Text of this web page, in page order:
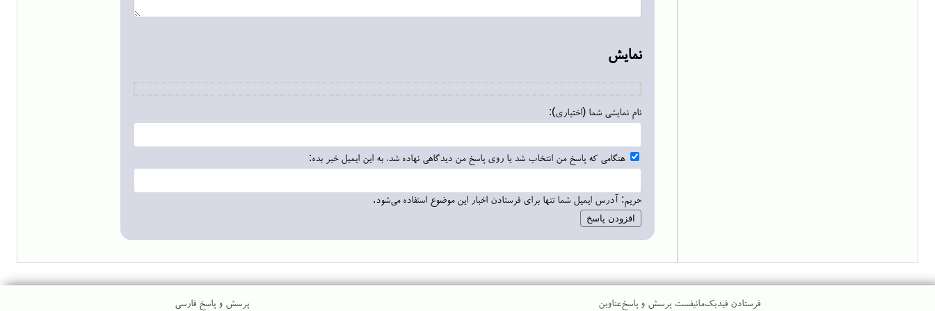
نمایش
نام نمایشی شما (اختیاری):
هنگامی که پاسخ من انتخاب شد یا روی پاسخ من دیدگاهی نهاده شد، به این ایمیل خبر بده:
حریم: آدرس ایمیل شما تنها برای فرستادن اخبار این موضوع استفاده می‌شود.
فرستادن فیدبکمانیفست پرسش و پاسخعناوین پرسش و پاسخ فارسی